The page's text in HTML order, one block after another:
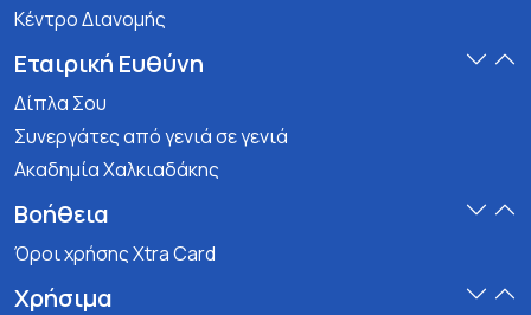
Κέντρο Διανομής
Εταιρική Ευθύνη
Δίπλα Σου
Συνεργάτες από γενιά σε γενιά
Ακαδημία Χαλκιαδάκης
Βοήθεια
Όροι χρήσης Xtra Card
Χρήσιμα